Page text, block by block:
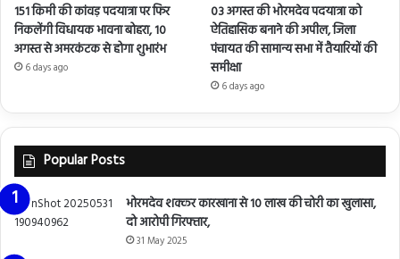
151 किमी की कांवड़ पदयात्रा पर फिर
निकलेंगी विधायक भावना बोहरा, 10
अगस्त से अमरकंटक से होगा शुभारंभ
6 days ago
03 अगस्त की भोरमदेव पदयात्रा को
ऐतिहासिक बनाने की अपील, जिला
पंचायत की सामान्य सभा में तैयारियों की
समीक्षा
6 days ago
Popular Posts
भोरमदेव शक्कर कारखाना से 10 लाख की चोरी का खुलासा,
दो आरोपी गिरफ्तार,
31 May 2025